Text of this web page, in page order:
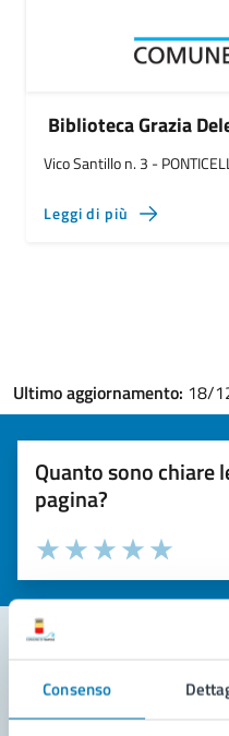
Consenso
Biblioteca Grazia
Vico Santillo n. 3 -
Leggi di più
Ultimo aggiornamento: 18/
Quanto sono chiare
pagina?
Valuta la chiarezza delle
Seleziona il numero di
Valuta 5
Valuta 4
Valuta 3 stelle su
Valuta 2 stelle su 5
Valuta 1 stelle su 5
Contatta il comune